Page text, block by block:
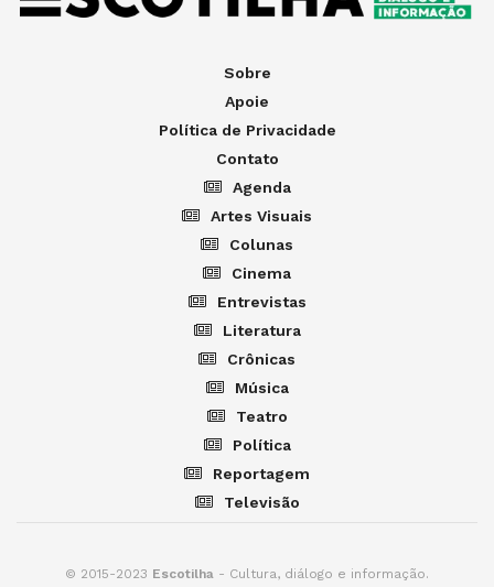
Sobre
Apoie
Política de Privacidade
Contato
Agenda
Artes Visuais
Colunas
Cinema
Entrevistas
Literatura
Crônicas
Música
Teatro
Política
Reportagem
Televisão
© 2015-2023 Escotilha - Cultura, diálogo e informação.